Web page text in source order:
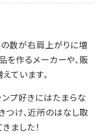
の数が右肩上がりに増
を作るメーカーや、販
ています。
ンプ好きにはたまらな
つけ、近所のはなし取
ました！